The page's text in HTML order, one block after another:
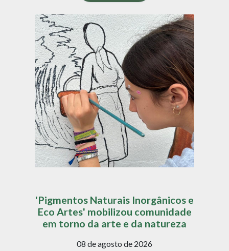
'Pigmentos Naturais Inorgânicos e
Eco Artes' mobilizou comunidade
em torno da arte e da natureza
08 de agosto de 2026